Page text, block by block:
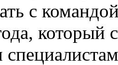
с
который